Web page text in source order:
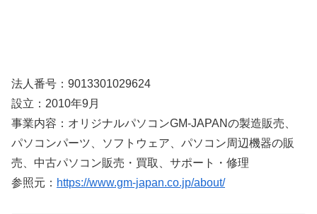
法人番号：9013301029624
設立：2010年9月
事業内容：オリジナルパソコンGM-JAPANの製造販売、
パソコンパーツ、ソフトウェア、パソコン周辺機器の販
売、中古パソコン販売・買取、サポート・修理
参照元： https://www.gm-japan.co.jp/about/